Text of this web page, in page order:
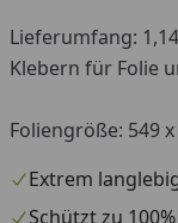
Lieferumfang:
Klebern für Folie
Foliengröße: 549
Extrem
Schützt zu